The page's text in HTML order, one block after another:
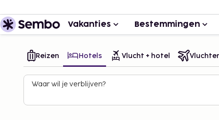
Vakanties Bestemmingen
Reizen Hotels Vlucht + hotel
Waar wil je verblijven?